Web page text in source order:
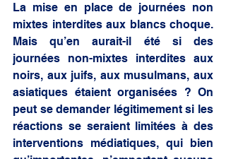
La mise en place de journées non
mixtes interdites aux blancs choque.
Mais qu’en aurait-il été si des
journées non-mixtes interdites aux
noirs, aux juifs, aux musulmans, aux
asiatiques étaient organisées ? On
peut se demander légitimement si les
réactions se seraient limitées à des
interventions médiatiques, qui bien